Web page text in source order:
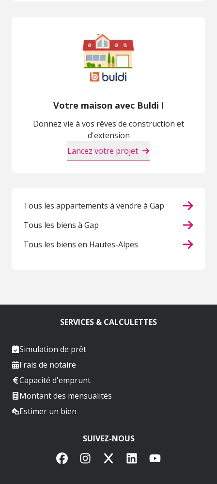
Votre maison avec Buldi !
Donnez vie à vos rêves de construction et
d'extension
Lancez votre projet
Tous les appartements à vendre à Gap
Tous les biens à Gap
Tous les biens en Hautes-Alpes
SERVICES & CALCULETTES
Simulation de prêt
Frais de notaire
Capacité d'emprunt
Montant des mensualités
Estimer un bien
SUIVEZ-NOUS
FacebookInstagram
X LinkedInYouTube